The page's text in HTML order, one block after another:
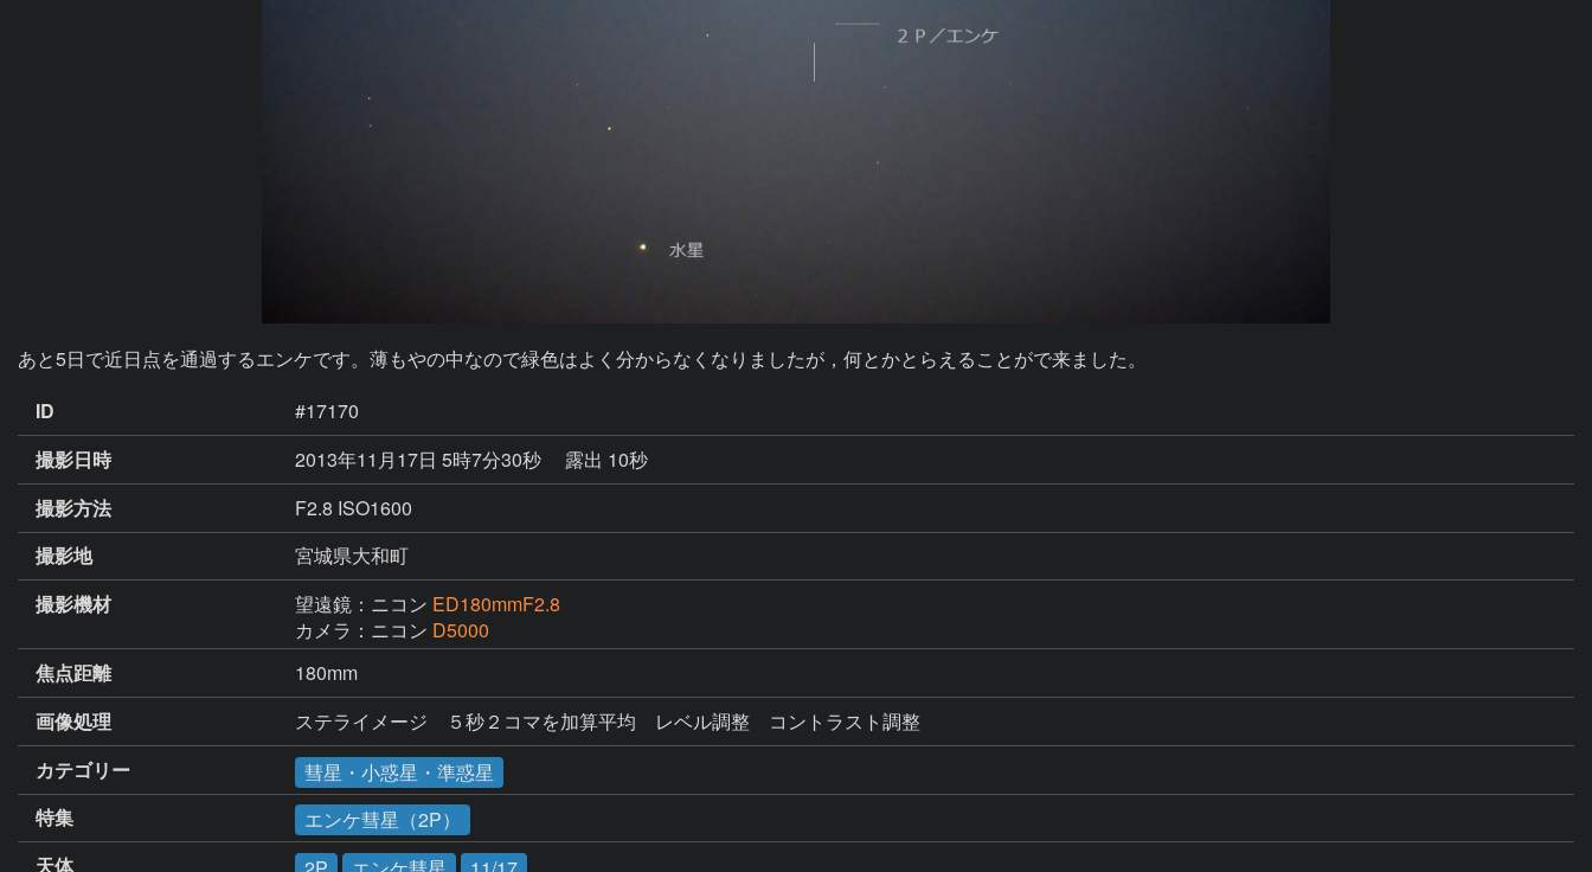
あと5日で近日点を通過するエンケです。薄もやの中なので緑色はよく分からなくなりましたが，何とかとらえることがで来ました。
ID
#17170
撮影日時
2013年11月17日 5時7分30秒
露出 10秒
撮影方法
F2.8 ISO1600
撮影地
宮城県大和町
撮影機材
望遠鏡：ニコン ED180mmF2.8
カメラ：ニコン D5000
焦点距離
180mm
画像処理
ステライメージ　５秒２コマを加算平均　レベル調整　コントラスト調整
カテゴリー
彗星・小惑星・準惑星
特集
エンケ彗星（2P）
天体